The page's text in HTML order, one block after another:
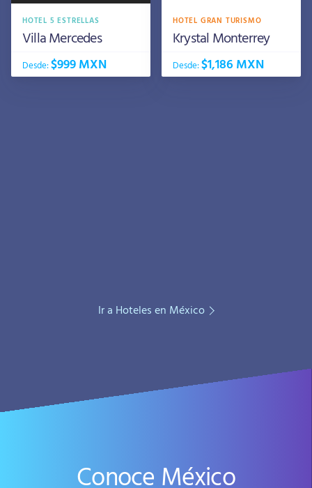
HOTEL 5 ESTRELLAS
Villa Mercedes
Desde:$999 MXN
HOTEL GRAN TURISMO
Krystal Monterrey
Desde:$1,186 MXN
Ir a Hoteles en México
Conoce México